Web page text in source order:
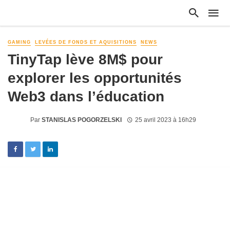
GAMING LEVÉES DE FONDS ET AQUISITIONS NEWS
TinyTap lève 8M$ pour
explorer les opportunités
Web3 dans l’éducation
Par STANISLAS POGORZELSKI 25 avril 2023 à 16h29